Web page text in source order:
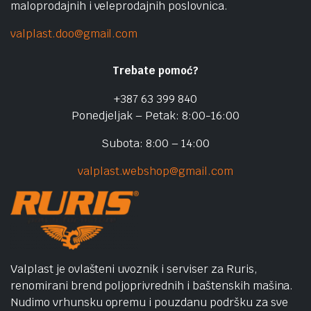
maloprodajnih i veleprodajnih poslovnica.
valplast.doo@gmail.com
Trebate pomoć?
+387 63 399 840
Ponedjeljak – Petak: 8:00-16:00
Subota: 8:00 – 14:00
valplast.webshop@gmail.com
Valplast je ovlašteni uvoznik i serviser za Ruris,
renomirani brend poljoprivrednih i baštenskih mašina.
Nudimo vrhunsku opremu i pouzdanu podršku za sve